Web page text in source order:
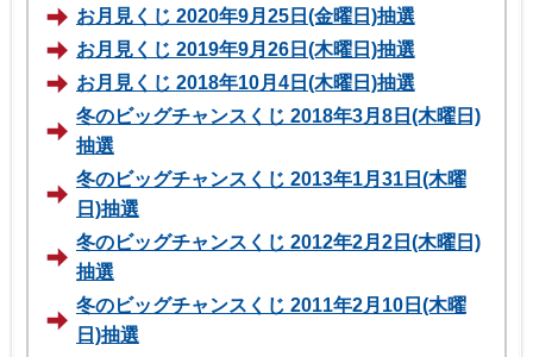
お月見くじ 2020年9月25日(金曜日)抽選
お月見くじ 2019年9月26日(木曜日)抽選
お月見くじ 2018年10月4日(木曜日)抽選
冬のビッグチャンスくじ 2018年3月8日(木曜日)
抽選
冬のビッグチャンスくじ 2013年1月31日(木曜
日)抽選
冬のビッグチャンスくじ 2012年2月2日(木曜日)
抽選
冬のビッグチャンスくじ 2011年2月10日(木曜
日)抽選